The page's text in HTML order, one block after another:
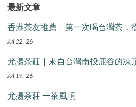
最新文章
香港茶友推薦｜第一次喝台灣茶，
Jul 22, 26
尤揚茶莊｜來自台灣南投鹿谷的凍
Jul 19, 26
尤揚茶莊 一茶風順